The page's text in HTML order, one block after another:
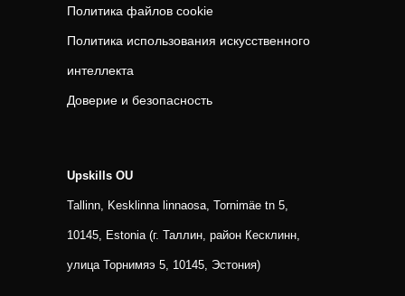
Политика файлов cookie
Политика использования искусственного
интеллекта
Доверие и безопасность
Upskills OU
Tallinn, Kesklinna linnaosa, Tornimäe tn 5,
10145, Estonia (г. Таллин, район Кесклинн,
улица Торнимяэ 5, 10145, Эстония)